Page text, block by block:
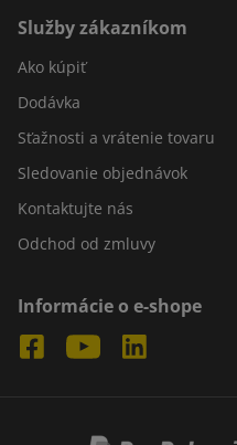
Služby zákazníkom
Ako kúpiť
Dodávka
Sťažnosti a vrátenie tovaru
Sledovanie objednávok
Kontaktujte nás
Odchod od zmluvy
Informácie o e-shope